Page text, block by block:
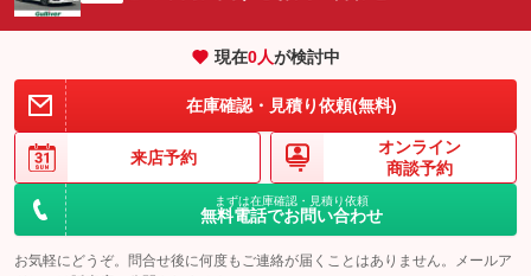
：装備なし
：装備なし
現在0人が検討中
在庫確認・見積り依頼(無料)
来店予約
オンライン
商談予約
まずは在庫確認・見積り依頼
無料電話でお問い合わせ
お気軽にどうぞ。問合せ後に何度もご連絡が届くことはありません。メールア